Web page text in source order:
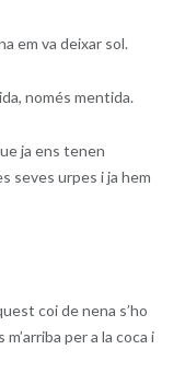
em va deixar sol.
només mentida.
ja ens tenen
seves urpes i ja hem
coi de nena s’ho
per a la coca i